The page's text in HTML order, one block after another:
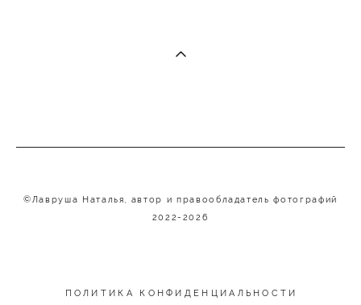
©Лавруша Наталья, автор и правообладатель фотографий
2022-2026
ПОЛИТИКА КОНФИДЕНЦИАЛЬНОСТИ